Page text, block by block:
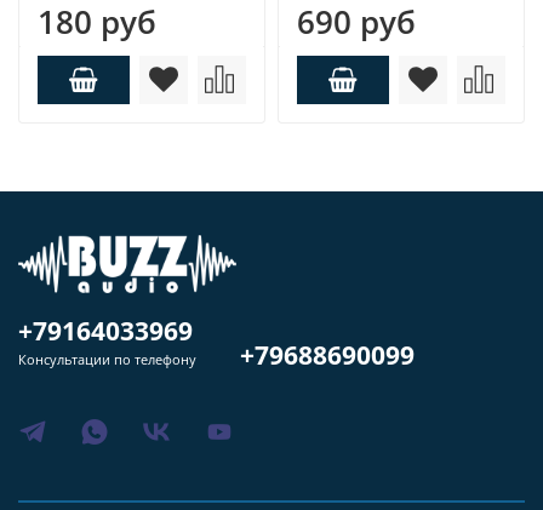
180 руб 690 руб
+79164033969
Консультации по телефону +79688690099